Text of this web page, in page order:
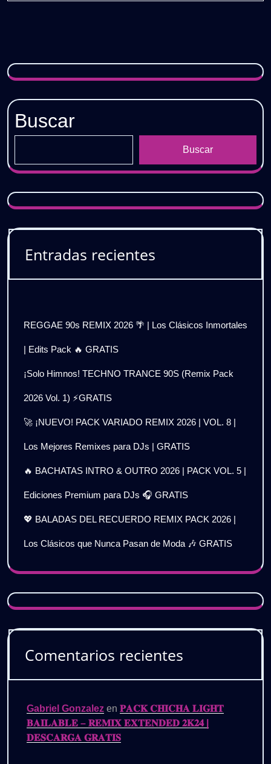
Gratis
Buscar
Buscar
Entradas recientes
REGGAE 90s REMIX 2026 🌴 | Los Clásicos Inmortales
| Edits Pack 🔥 GRATIS
¡Solo Himnos! TECHNO TRANCE 90S (Remix Pack
2026 Vol. 1) ⚡GRATIS
🚀 ¡NUEVO! PACK VARIADO REMIX 2026 | VOL. 8 |
Los Mejores Remixes para DJs | GRATIS
🔥 BACHATAS INTRO & OUTRO 2026 | PACK VOL. 5 |
Ediciones Premium para DJs 🎧 GRATIS
💖 BALADAS DEL RECUERDO REMIX PACK 2026 |
Los Clásicos que Nunca Pasan de Moda 🎶 GRATIS
Comentarios recientes
Gabriel Gonzalez en 𝐏𝐀𝐂𝐊 𝐂𝐇𝐈𝐂𝐇𝐀 𝐋𝐈𝐆𝐇𝐓
𝐁𝐀𝐈𝐋𝐀𝐁𝐋𝐄 – 𝐑𝐄𝐌𝐈𝐗 𝐄𝐗𝐓𝐄𝐍𝐃𝐄𝐃 𝟐𝐊𝟐𝟒 |
𝐃𝐄𝐒𝐂𝐀𝐑𝐆𝐀 𝐆𝐑𝐀𝐓𝐈𝐒